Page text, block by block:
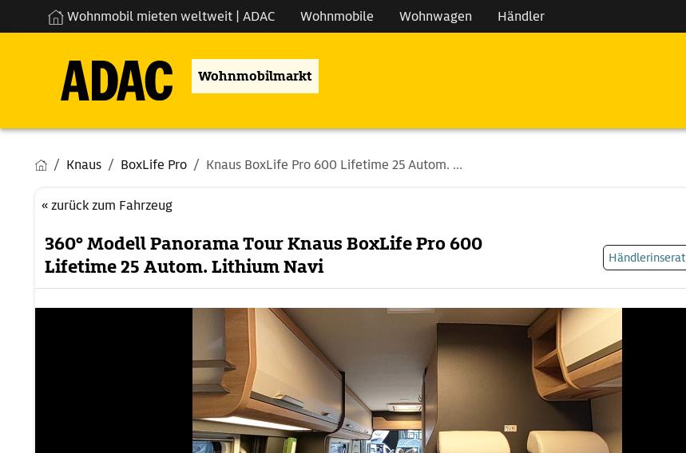
Wohnmobil mieten weltweit | ADAC Wohnmobile Wohnwagen Händler
Wohnmobilmarkt
Knaus BoxLife Pro Knaus BoxLife Pro 600 Lifetime 25 Autom. ...
« zurück zum Fahrzeug
360° Modell Panorama Tour Knaus BoxLife Pro 600
Lifetime 25 Autom. Lithium Navi
Händlerinserat